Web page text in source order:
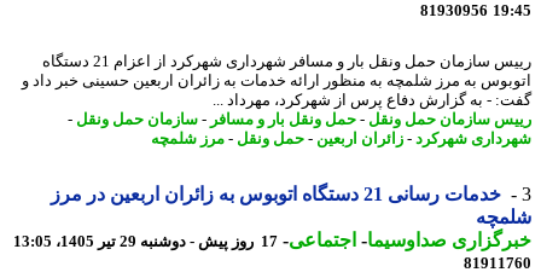
81930956
رییس سازمان حمل ونقل بار و مسافر شهرداری شهرکرد از اعزام 21 دستگاه
به مرز شلمچه به منظور ارائه خدمات به زائران اربعین حسینی خبر داد و
- به گزارش دفاع پرس از شهرکرد، مهرداد ...
سازمان حمل ونقل-حمل ونقل بار و مسافر-سازمان حمل ونقل-
شهرکرد-زائران اربعین -حمل ونقل-مرز شلمچه
خدمات رسانی 21 دستگاه اتوبوس به زائران اربعین در مرز
صداوسیما-اجتماعی-17 روز پیش - دوشنبه 29 تیر 1405، 13:05